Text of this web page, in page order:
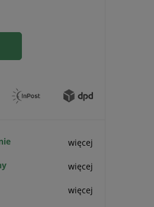
więcej
więcej
więcej